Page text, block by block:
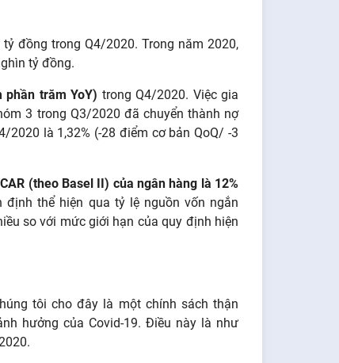
tỷ đồng trong Q4/2020. Trong năm 2020,
tỷ đồng.
phần trăm YoY) trong Q4/2020. Việc gia
3 trong Q3/2020 đã chuyển thành nợ
là 1,32% (-28 điểm cơ bản QoQ/ -3
(theo Basel II) của ngân hàng là 12%
thể hiện qua tỷ lệ nguồn vốn ngắn
so với mức giới hạn của quy định hiện
tôi cho đây là một chính sách thận
hưởng của Covid-19. Điều này là như